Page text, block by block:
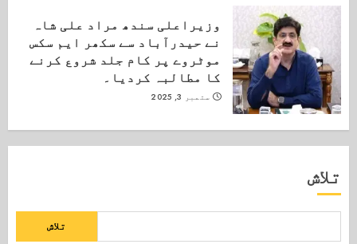
وزیراعلی سندھ مراد علی شاہ
نے حیدرآباد سے سکھر ایم سکس
موٹروے پر کام جلد شروع کرنے
کا مطالبہ کردیا۔
ستمبر 3, 2025
تلاش
تلاش